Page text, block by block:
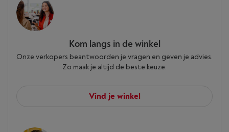
Kom langs in de winkel
Onze verkopers beantwoorden je vragen en geven je advies.
Zo maak je altijd de beste keuze.
Vind je winkel